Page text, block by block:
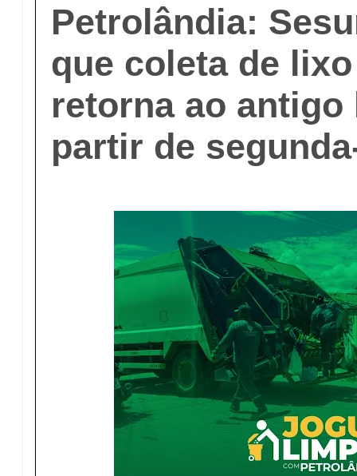
Petrolândia:
que coleta de
retorna ao antigo
partir de